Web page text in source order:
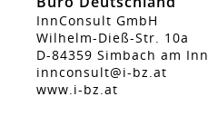
InnConsult GmbH
Wilhelm-Dieß-Str. 10a
D-84359 Simbach am Inn
innconsult@i-bz.at
www.i-bz.at